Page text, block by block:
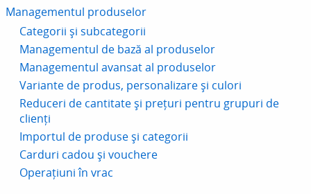
Managementul produselor
Categorii și subcategorii
Managementul de bază al produselor
Managementul avansat al produselor
Variante de produs, personalizare și culori
Reduceri de cantitate și prețuri pentru grupuri de
clienți
Importul de produse și categorii
Carduri cadou și vouchere
Operațiuni în vrac